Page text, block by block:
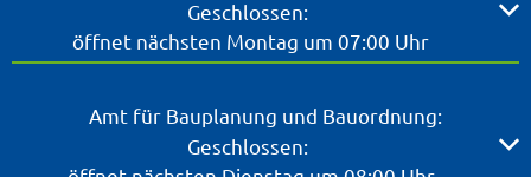
Klicken, um weitere Öffnungs- oder Schließzeiten
Geschlossen:
öffnet nächsten Montag um 07:00 Uhr
Amt für Bauplanung und Bauordnung:
Klicken, um weitere Öffnungs- oder Schließzeiten
Geschlossen: